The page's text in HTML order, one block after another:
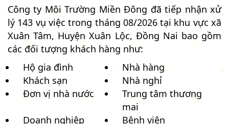
Công ty Môi Trường Miền Đông đã tiếp nhận xử
lý 143 vụ việc trong tháng 08/2026 tại khu vực xã
Xuân Tâm, Huyện Xuân Lộc, Đồng Nai bao gồm
các đối tượng khách hàng như:
Hộ gia đình
Nhà hàng
Khách sạn
Nhà nghỉ
Đơn vị nhà nước
Trung tâm thương
mai
Doanh nghiệp
Bệnh viện